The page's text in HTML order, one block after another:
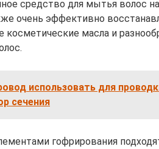
средство для мытья волос
очень эффективно
косметические масла и
использовать для
сечения
гофрирования